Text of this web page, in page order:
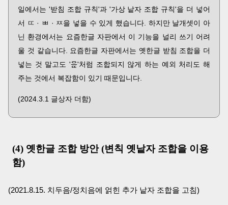
일에서는 '받침 조합 규칙'과 '가상 낱자 조합 규칙'을 더 넣어
서 ㄸ · ㅃ · ㅉ을 넣을 수 있게 했습니다. 하지만 날개셋이 아
닌 환경에서는 요즘한글 자판에서 이 기능을 널리 쓰기 어려
울 것 같습니다. 요즘한글 자판에서는 옛한글 받침 조합을 더
넣는 것 말고도 '으ퟍ'처럼 조합되지 않게 하는 예외 처리도 해
주는 것에서 복잡함이 있기 때문입니다.
(2024.3.1 글상자 더함)
(4) 옛한글 조합 방안 (변칙 옛낱자 조합을 이용
함)
(2021.8.15. 치두음/정치음에 얽힌 추가 낱자 조합을 고침)